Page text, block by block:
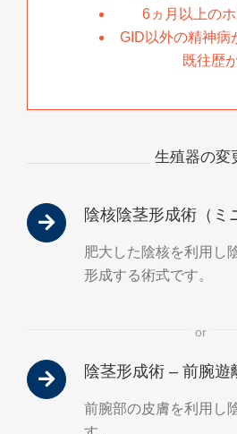
6ヵ月以上の
GID以外の精神病
既往歴
生殖器の変
陰核陰茎形成術（ミ
肥大した陰核を利用し
形成する術式です。
or
陰茎形成術 – 前腕遊
前腕部の皮膚を利用し